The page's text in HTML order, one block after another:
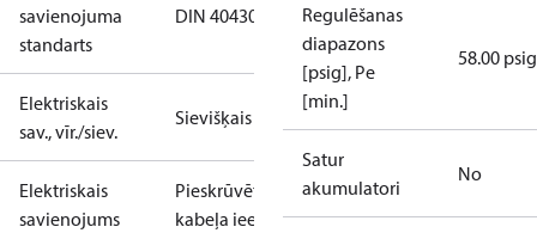
savienojuma
standarts
DIN 40430
Elektriskais
sav., vīr./siev.
Sievišķais
Elektriskais
savienojums
Pieskrūvēta
kabeļa ieeja
Regulēšanas
diapazons
[psig], Pe
[min.]
58.00 psig
Satur
akumulatori
No